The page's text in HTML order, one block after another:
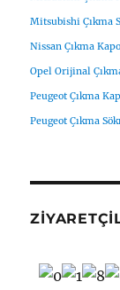
Mitsubishi Çıkma
Nissan Çıkma
Opel Orijinal
Peugeot Çıkma
Peugeot Çıkma